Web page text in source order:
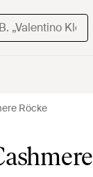
Röcke